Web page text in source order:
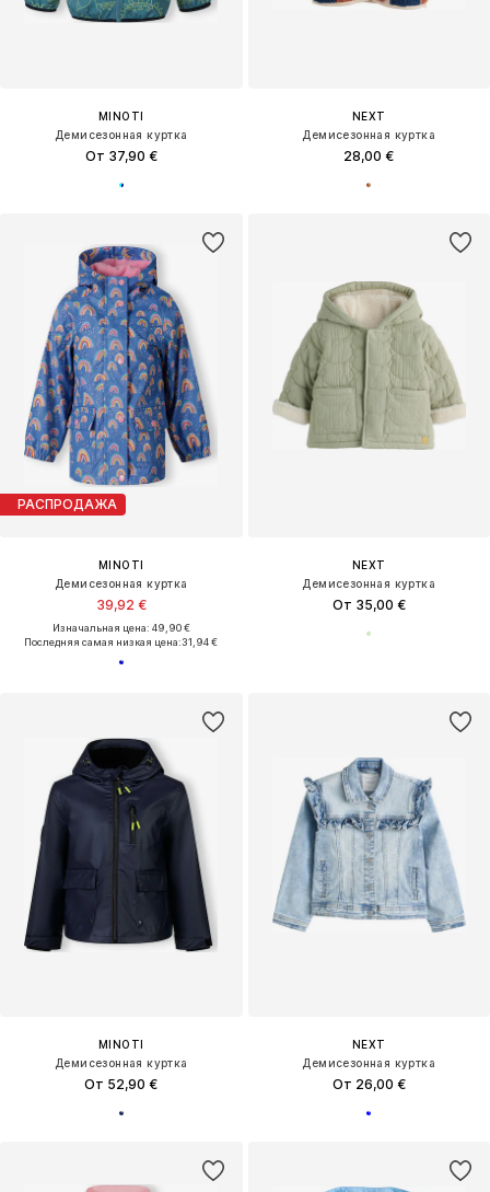
MINOTI
Демисезонная куртка
От 37,90 €
NEXT
Демисезонная куртка
28,00 €
РАСПРОДАЖА
MINOTI
Демисезонная куртка
39,92 €
Изначальная цена: 49,90 €
Последняя самая низкая цена:31,94 €
NEXT
Демисезонная куртка
От 35,00 €
MINOTI
Демисезонная куртка
От 52,90 €
NEXT
Демисезонная куртка
От 26,00 €